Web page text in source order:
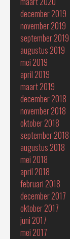
december 2019
november 2019
september 2019
augustus 2019
mei 2019
april 2019
maart 2019
december 2018
november 2018
oktober 2018
september 2018
augustus 2018
mei 2018
april 2018
februari 2018
december 2017
oktober 2017
juni 2017
mei 2017